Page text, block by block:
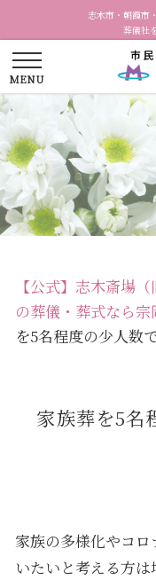
志木市・朝霞市
葬儀社
【公式】志木斎場
の葬儀・葬式なら
を5名程度の少人数
家族葬を5名
家族の多様化やコ
いたいと考える方は